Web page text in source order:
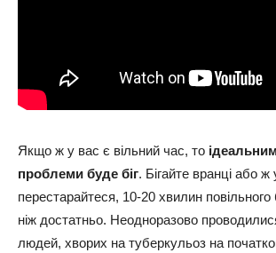
Якщо ж у вас є вільний час, то
проблеми буде біг. Бігайте вранці або ж
перестарайтеся, 10-20 хвилин повільного
ніж достатньо. Неодноразово
людей, хворих на туберкульоз на